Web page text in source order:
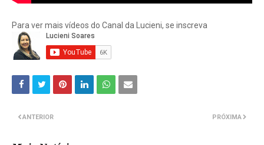
Para ver mais vídeos do Canal da Lucieni, se inscreva
PRÓXIMA
ANTERIOR